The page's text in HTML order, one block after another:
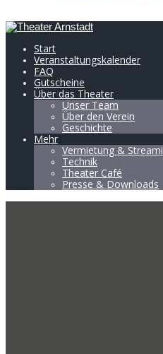
Start
Veranstaltungskalender
FAQ
Gutscheine
Über das Theater
Unser Team
Über den Verein
Geschichte
Mehr
Vermietung &
Technik
Theater Café
Presse & Downloads